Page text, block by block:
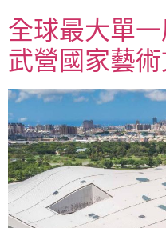
全球最大單
武營國家藝